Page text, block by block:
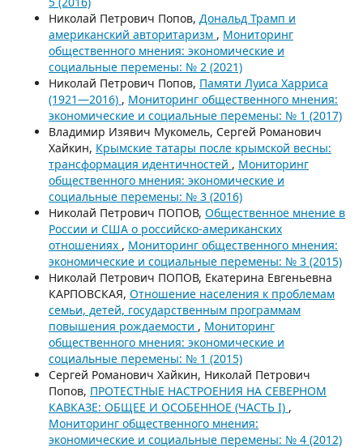
Николай Петрович Попов, Дональд Трамп и
американский авторитаризм , Мониторинг
общественного мнения: экономические и
социальные перемены: № 2 (2021)
Николай Петрович Попов, Памяти Луиса Харриса
(1921—2016) , Мониторинг общественного мнения:
экономические и социальные перемены: № 1 (2017)
Владимир Изявич Мукомель, Сергей Романович
Хайкин, Крымские татары после крымской весны:
трансформация идентичностей , Мониторинг
общественного мнения: экономические и
социальные перемены: № 3 (2016)
Николай Петрович ПОПОВ, Общественное мнение в
России и США о российско-американских
отношениях , Мониторинг общественного мнения:
экономические и социальные перемены: № 3 (2015)
Николай Петрович ПОПОВ, Екатерина Евгеньевна
КАРПОВСКАЯ, Отношение населения к проблемам
семьи, детей, государственным программам
повышения рождаемости , Мониторинг
общественного мнения: экономические и
социальные перемены: № 1 (2015)
Сергей Романович Хайкин, Николай Петрович
Попов, ПРОТЕСТНЫЕ НАСТРОЕНИЯ НА СЕВЕРНОМ
КАВКАЗЕ: ОБЩЕЕ И ОСОБЕННОЕ (ЧАСТЬ I) ,
Мониторинг общественного мнения:
экономические и социальные перемены: № 4 (2012)